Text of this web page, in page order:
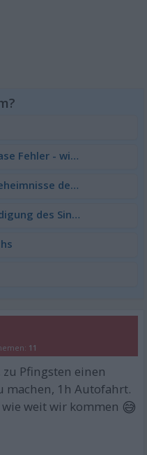
Während des Kennenlernphase Fehler - wie geht es weiter
Wie entschlüsseln wir die Geheimnisse des Liebes Leben
Frauenhass behindert Beendigung des Single Daseins
11
Pfingsten einen
machen, 1h Autofahrt.
weit wir kommen 😅